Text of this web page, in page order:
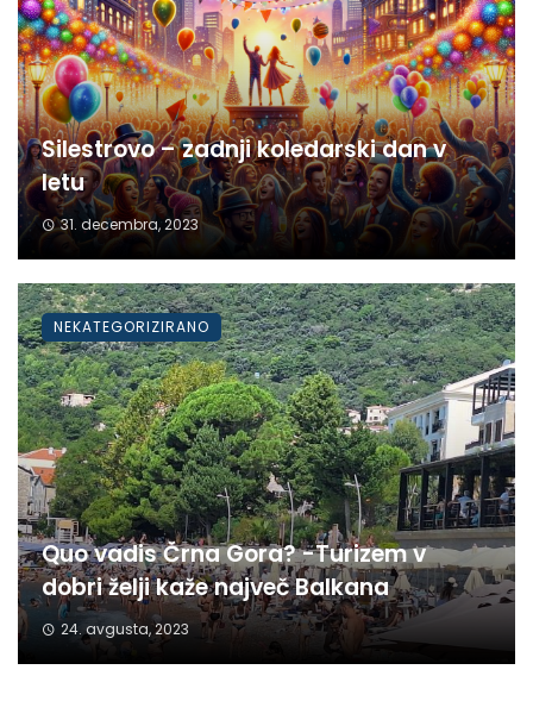
Silestrovo – zadnji koledarski dan v
letu
31. decembra, 2023
Quo vadis Črna Gora? -Turizem v
dobri želji kaže največ Balkana
24. avgusta, 2023
NEKATEGORIZIRANO